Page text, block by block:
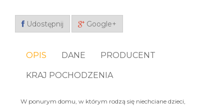
Udostępnij Google+
OPIS DANE PRODUCENT
KRAJ POCHODZENIA
W ponurym domu, w którym rodzą się niechciane dzieci,